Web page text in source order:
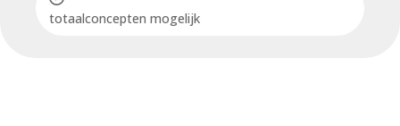
totaalconcepten mogelijk